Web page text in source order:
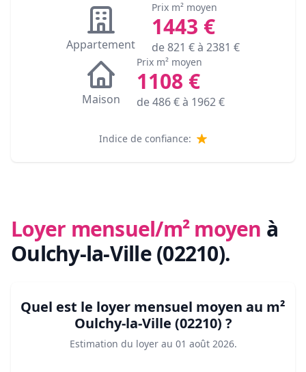
Appartement
Prix m² moyen
1443 €
de821 € à 2381 €
Maison
Prix m² moyen
1108 €
de486€ à 1962€
Indice de confiance:
Loyer mensuel/m² moyen à
Oulchy-la-Ville (02210).
Quel est le loyer mensuel moyen au m²
Oulchy-la-Ville (02210) ?
Estimation du loyer au 01 août 2026.